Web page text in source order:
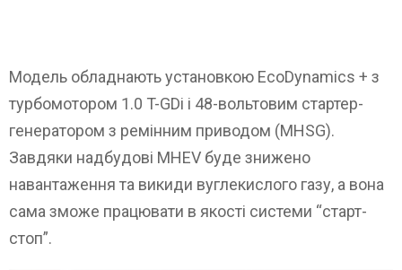
Модель обладнають установкою EcoDynamics + з
турбомотором 1.0 T-GDi і 48-вольтовим стартер-
генератором з ремінним приводом (MHSG).
Завдяки надбудові MHEV буде знижено
навантаження та викиди вуглекислого газу, а вона
сама зможе працювати в якості системи “старт-
стоп”.